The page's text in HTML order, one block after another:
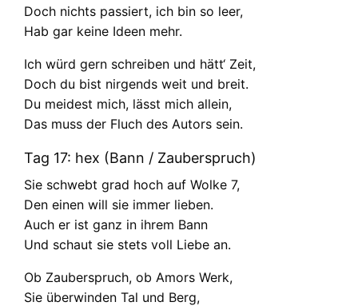
Doch nichts passiert, ich bin so leer,
Hab gar keine Ideen mehr.
Ich würd gern schreiben und hätt‘ Zeit,
Doch du bist nirgends weit und breit.
Du meidest mich, lässt mich allein,
Das muss der Fluch des Autors sein.
Tag 17: hex (Bann / Zauberspruch)
Sie schwebt grad hoch auf Wolke 7,
Den einen will sie immer lieben.
Auch er ist ganz in ihrem Bann
Und schaut sie stets voll Liebe an.
Ob Zauberspruch, ob Amors Werk,
Sie überwinden Tal und Berg,